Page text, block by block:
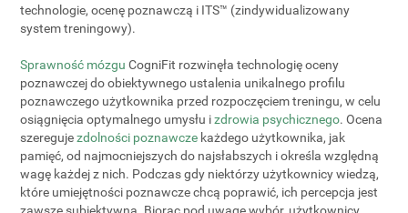
technologie, ocenę poznawczą i ITS™ (zindywidualizowany
system treningowy).
Sprawność mózgu CogniFit rozwinęła technologię oceny
poznawczej do obiektywnego ustalenia unikalnego profilu
poznawczego użytkownika przed rozpoczęciem treningu, w celu
osiągnięcia optymalnego umysłu izdrowia psychicznego. Ocena
szeregujezdolności poznawcze każdego użytkownika, jak
pamięć, od najmocniejszych do najsłabszych i określa względną
wagę każdej z nich. Podczas gdy niektórzy użytkownicy wiedzą,
które umiejętności poznawcze chcą poprawić, ich percepcja jest